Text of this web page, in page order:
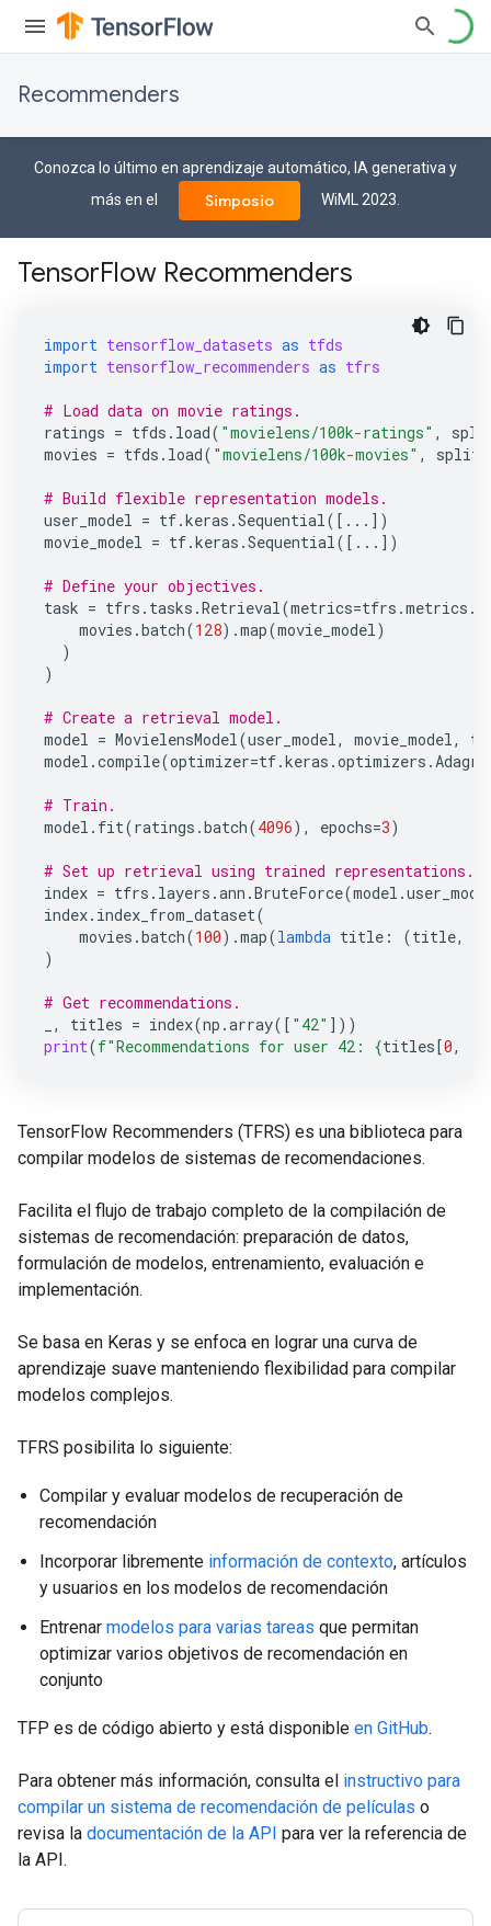
Recommenders
Conozca lo último en aprendizaje automático, IA generativa y
más en el
Simposio WiML 2023.
TensorFlow Recommenders
import tensorflow_datasets as tfds
import tensorflow_recommenders as tfrs
# Load data on movie ratings.
ratings = tfds . load( "movielens/100k-ratings" ,
movies = tfds . load( "movielens/100k-movies" , split
# Build flexible representation models.
user_model = tf.keras .Sequential([ ... ])
movie_model = tf.keras .Sequential([ ... ])
# Define your objectives.
task = tfrs . tasks .Retrieval(metrics=tfrs .metrics .
movies .batch(128) .map(movie_model)
)
)
# Create a retrieval model.
model = MovielensModel(user_model, movie_model,
model .compile(optimizer=tf.keras .optimizers .
# Train.
model . fit(ratings .batch(4096), epochs=3)
# Set up retrieval using trained representations.
index = tfrs . layers .ann .BruteForce(model .
index. index_from_dataset(
movies .batch(100) .map(lambda title : (title,
)
# Get recommendations.
, titles = index(np .array([ "42" ]))
print(f"Recommendations for user 42: {titles[0,
TensorFlow Recommenders (TFRS) es una biblioteca para
compilar modelos de sistemas de recomendaciones.
Facilita el flujo de trabajo completo de la compilación de
sistemas de recomendación: preparación de datos,
formulación de modelos, entrenamiento, evaluación e
implementación.
Se basa en Keras y se enfoca en lograr una curva de
aprendizaje suave manteniendo flexibilidad para compilar
modelos complejos.
TFRS posibilita lo siguiente:
Compilar y evaluar modelos de recuperación de
recomendación
Incorporar libremente información de contexto, artículos
y usuarios en los modelos de recomendación
Entrenar modelos para varias tareas que permitan
optimizar varios objetivos de recomendación en
conjunto
TFP es de código abierto y está disponible en GitHub.
Para obtener más información, consulta el instructivo para
compilar un sistema de recomendación de películas o
revisa la documentación de la API para ver la referencia de
la API.